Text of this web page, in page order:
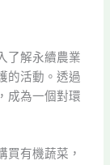
了解永續農業
的活動。透過
成為一個對環
買有機蔬菜，